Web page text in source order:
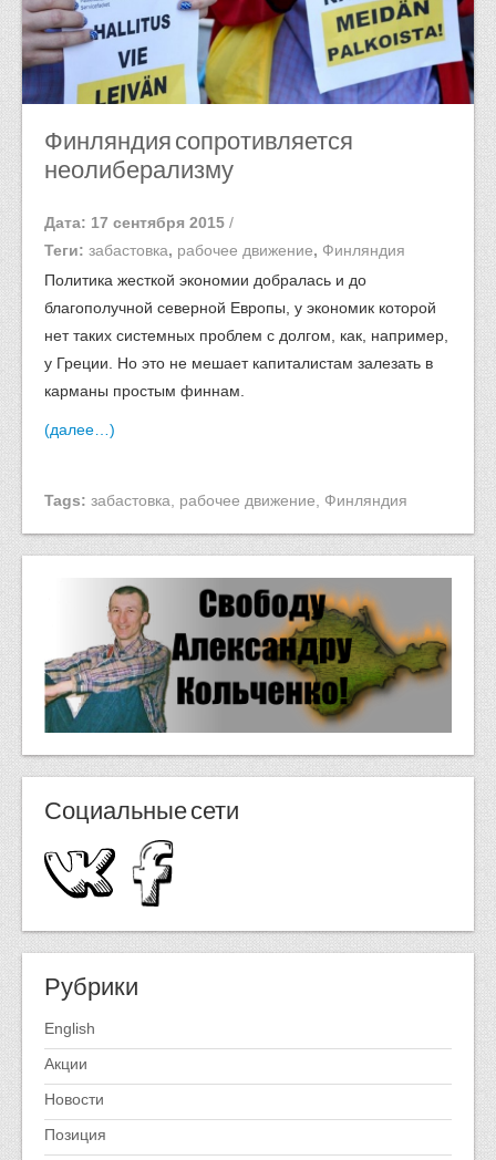
Финляндия сопротивляется
неолиберализму
Дата: 17 сентября 2015 /
Теги: забастовка, рабочее движение, Финляндия
Политика жесткой экономии добралась и до
благополучной северной Европы, у экономик которой
нет таких системных проблем с долгом, как, например,
у Греции. Но это не мешает капиталистам залезать в
карманы простым финнам.
(далее…)
Tags: забастовка рабочее движение Финляндия
Социальные сети
Рубрики
English
Акции
Новости
Позиция